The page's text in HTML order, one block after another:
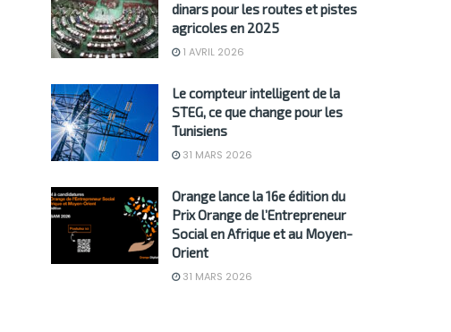
dinars pour les routes et pistes
agricoles en 2025
1 AVRIL 2026
Le compteur intelligent de la
STEG, ce que change pour les
Tunisiens
31 MARS 2026
Orange lance la 16e édition du
Prix Orange de l’Entrepreneur
Social en Afrique et au Moyen-
Orient
31 MARS 2026